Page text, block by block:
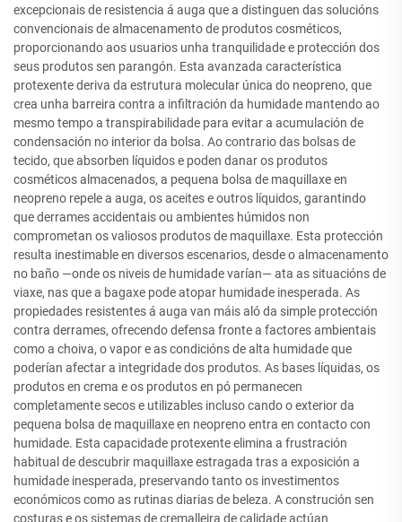
excepcionais de resistencia á auga que a distinguen das solucións
convencionais de almacenamento de produtos cosméticos,
proporcionando aos usuarios unha tranquilidade e protección dos
seus produtos sen parangón. Esta avanzada característica
protexente deriva da estrutura molecular única do neopreno, que
crea unha barreira contra a infiltración da humidade mantendo ao
mesmo tempo a transpirabilidade para evitar a acumulación de
condensación no interior da bolsa. Ao contrario das bolsas de
tecido, que absorben líquidos e poden danar os produtos
cosméticos almacenados, a pequena bolsa de maquillaxe en
neopreno repele a auga, os aceites e outros líquidos, garantindo
que derrames accidentais ou ambientes húmidos non
comprometan os valiosos produtos de maquillaxe. Esta protección
resulta inestimable en diversos escenarios, desde o almacenamento
no baño —onde os niveis de humidade varían— ata as situacións de
viaxe, nas que a bagaxe pode atopar humidade inesperada. As
propiedades resistentes á auga van máis aló da simple protección
contra derrames, ofrecendo defensa fronte a factores ambientais
como a choiva, o vapor e as condicións de alta humidade que
poderían afectar a integridade dos produtos. As bases líquidas, os
produtos en crema e os produtos en pó permanecen
completamente secos e utilizables incluso cando o exterior da
pequena bolsa de maquillaxe en neopreno entra en contacto con
humidade. Esta capacidade protexente elimina a frustración
habitual de descubrir maquillaxe estragada tras a exposición a
humidade inesperada, preservando tanto os investimentos
económicos como as rutinas diarias de beleza. A construción sen
costuras e os sistemas de cremalleira de calidade actúan